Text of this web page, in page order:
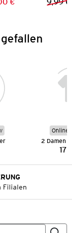
Preis:
Preis:
Online
2 Damen
Filialen